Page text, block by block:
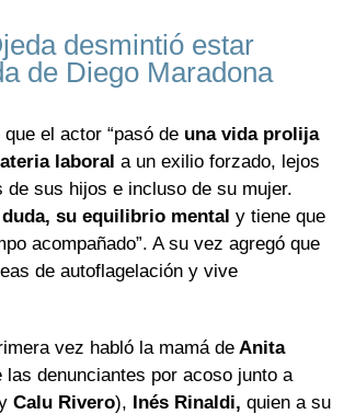
desmintió estar
de Diego Maradona
el actor “pasó de una vida prolija
laboral a un exilio forzado, lejos
de sus hijos e incluso de su mujer.
su equilibrio mental y tiene que
acompañado”. A su vez agregó que
de autoflagelación y vive
vez habló la mamá de Anita
las denunciantes por acoso junto a
Calu Rivero), Inés Rinaldi, quien a su